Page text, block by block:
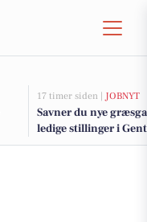
17 timer siden | JOBNYT
Savner du nye
ledige stillinger i